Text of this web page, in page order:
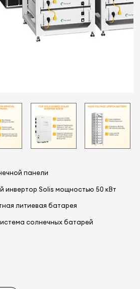
панели
инвертор Solis мощностью 50 кВт
литиевая батарея
солнечных батарей